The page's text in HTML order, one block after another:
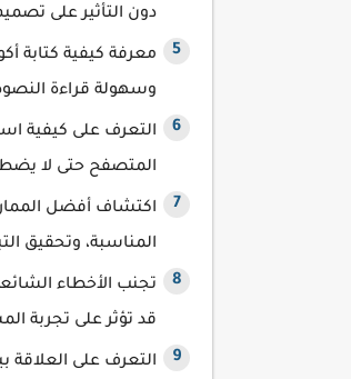
دون التأثير على
وسهولة قراءة
المتصفح حتى لا
اكتشاف أفضل
المناسبة، وتحقيق
تجنب الأخطاء
قد تؤثر على
التعرف على العلاقة